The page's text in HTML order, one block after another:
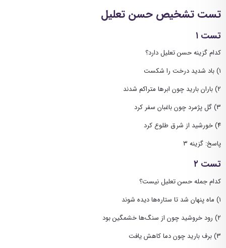
تست تشخیص حسن تعلیل
تست ۱
کدام گزینه حسن تعلیل دارد؟
۱) باد شدید درخت را شکست
۲) باران بارید چون ابرها متراکم شدند
۳) گل پژمرد چون باغبان سفر کرد
۴) خورشید از شرق طلوع کرد
پاسخ: گزینه ۳
تست ۲
کدام جمله حسن تعلیل نیست؟
۱) ماه پنهان شد تا ستاره‌ها دیده شوند
۲) رود خروشید چون از سنگ‌ها خشمگین بود
۳) برف بارید چون دما کاهش یافت